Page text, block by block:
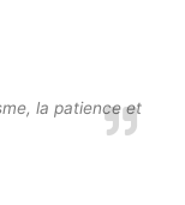
la patience et